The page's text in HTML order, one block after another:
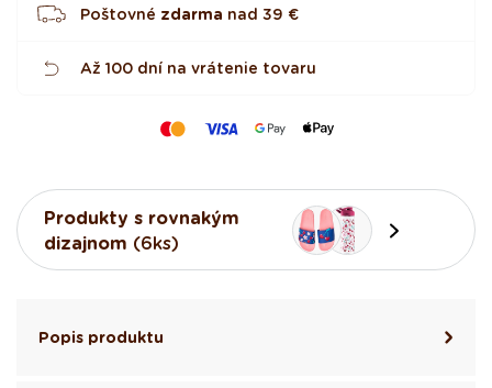
Poštovné zdarma nad 39 €
Až 100 dní na vrátenie tovaru
Produkty s rovnakým
dizajnom (6ks)
Popis produktu